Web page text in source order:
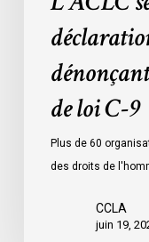
de loi C-9
Plus de 60
des droits de
CCLA
juin 19,